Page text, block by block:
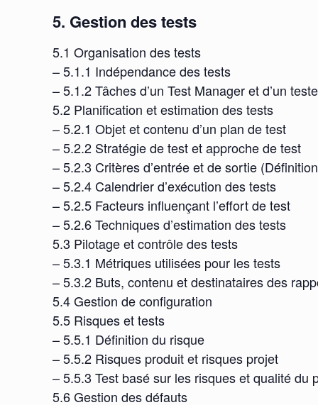
5. Gestion des tests
5.1 Organisation des tests
– 5.1.1 Indépendance des tests
– 5.1.2 Tâches d’un Test Manager et d’un
5.2 Planification et estimation des tests
– 5.2.1 Objet et contenu d’un plan de test
– 5.2.2 Stratégie de test et approche de test
– 5.2.3 Critères d’entrée et de sortie
– 5.2.4 Calendrier d’exécution des tests
– 5.2.5 Facteurs influençant l’effort de test
– 5.2.6 Techniques d’estimation des tests
5.3 Pilotage et contrôle des tests
– 5.3.1 Métriques utilisées pour les tests
– 5.3.2 Buts, contenu et destinataires des
5.4 Gestion de configuration
5.5 Risques et tests
– 5.5.1 Définition du risque
– 5.5.2 Risques produit et risques projet
– 5.5.3 Test basé sur les risques et qualité du
5.6 Gestion des défauts